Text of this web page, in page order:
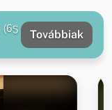
(65
Továbbiak